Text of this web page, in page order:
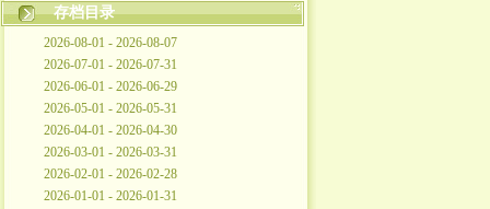
存档目录
2026-08-01 - 2026-08-07
2026-07-01 - 2026-07-31
2026-06-01 - 2026-06-29
2026-05-01 - 2026-05-31
2026-04-01 - 2026-04-30
2026-03-01 - 2026-03-31
2026-02-01 - 2026-02-28
2026-01-01 - 2026-01-31